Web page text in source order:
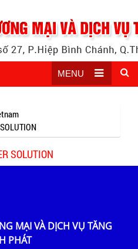
MENU
SOLUTION
MẠI VÀ DỊCH VỤ TĂNG
PHÁT